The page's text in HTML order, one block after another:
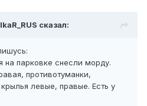
сказал:
на парковке снесли морду.
противотуманки,
левые, правые. Есть у